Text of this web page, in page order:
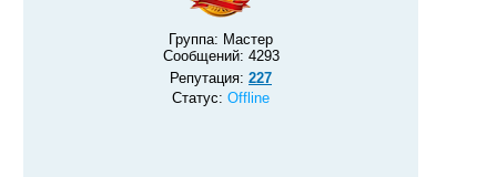
Группа: Мастер
Сообщений: 4293
Репутация: 227
Статус: Offline